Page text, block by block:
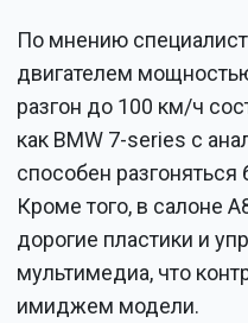
По мнению
двигателем
разгон до 100 км/ч
как BMW 7-series с
способен
Кроме того, в салоне
дорогие пластики и
мультимедиа, что
имиджем модели.